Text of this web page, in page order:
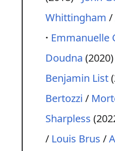
Whittingham /
Emmanuelle
Doudna (2020)
Benjamin List
Bertozzi /
Sharpless
/ Louis Brus /